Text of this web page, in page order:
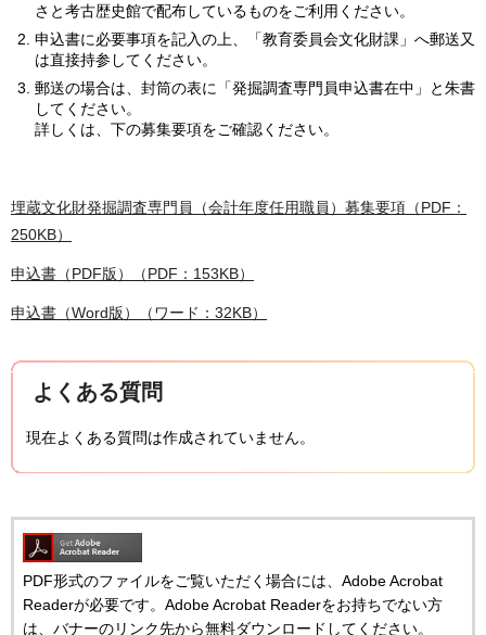
さと考古歴史館で配布しているものをご利用ください。
申込書に必要事項を記入の上、「教育委員会文化財課」へ郵送又
は直接持参してください。
郵送の場合は、封筒の表に「発掘調査専門員申込書在中」と朱書
してください。
詳しくは、下の募集要項をご確認ください。
埋蔵文化財発掘調査専門員（会計年度任用職員）募集要項（PDF：
250KB）
申込書（PDF版）（PDF：153KB）
申込書（Word版）（ワード：32KB）
よくある質問
現在よくある質問は作成されていません。
PDF形式のファイルをご覧いただく場合には、Adobe Acrobat
Readerが必要です。Adobe Acrobat Readerをお持ちでない方
は、バナーのリンク先から無料ダウンロードしてください。